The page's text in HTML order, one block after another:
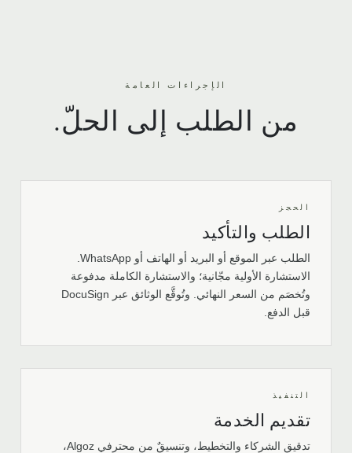
الإجراءات العامة
من الطلب إلى الحلّ.
الحجز
الطلب والتأكيد
الاستشارة الأولية مجّانية؛ والاستشارة الكاملة مدفوعة
وتُخصَم من السعر النهائي. وتُوقَّع الوثائق عبر DocuSign
قبل الدفع.
التنفيذ
تقديم الخدمة
تدقيق الشركاء والتخطيط، وتنسيقٌ من محترفي Algoz،